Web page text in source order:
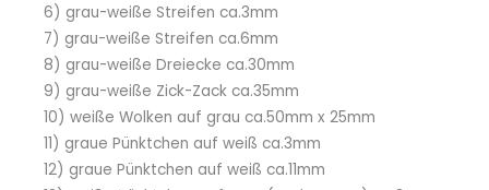
6) grau-weiße Streifen ca.3mm
7) grau-weiße Streifen ca.6mm
8) grau-weiße Dreiecke ca.30mm
9) grau-weiße Zick-Zack ca.35mm
10) weiße Wolken auf grau ca.50mm x 25mm
11) graue Pünktchen auf weiß ca.3mm
12) graue Pünktchen auf weiß ca.11mm